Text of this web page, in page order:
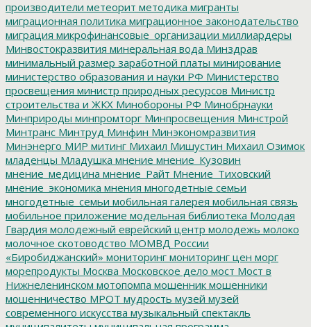
производители метеорит методика мигранты
миграционная политика миграционное законодательство
миграция микрофинансовые_организации миллиардеры
Минвостокразвития минеральная вода Минздрав
минимальный размер заработной платы минирование
министерство образования и науки РФ Министерство
просвещения министр природных ресурсов Министр
строительства и ЖКХ Минобороны РФ Минобрнауки
Минприроды минпромторг Минпросвещения Минстрой
Минтранс Минтруд Минфин Минэкономразвития
Минэнерго МИР митинг Михаил Мишустин Михаил Озимок
младенцы Младушка мнение мнение_Кузовин
мнение_медицина мнение_Райт Мнение_Тиховский
мнение_экономика мнения многодетные семьи
многодетные_семьи мобильная галерея мобильная связь
мобильное приложение модельная библиотека Молодая
Гвардия молодежный еврейский центр молодежь молоко
молочное скотоводство МОМВД России
«Биробиджанский» мониторинг мониторинг цен морг
морепродукты Москва Московское дело мост Мост в
Нижнеленинском мотопомпа мошенник мошенники
мошенничество МРОТ мудрость музей музей
современного искусства музыкальный спектакль